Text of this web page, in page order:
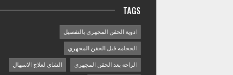
TAGS
ادوية الحقن المجهرى بالتفصيل
الحجامه قبل الحقن المجهري
الراحة بعد الحقن المجهري الشاي لعلاج الاسهال